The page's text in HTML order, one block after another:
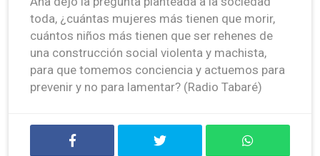
toda, ¿cuántas mujeres más tienen que morir,
cuántos niños más tienen que ser rehenes de
una construcción social violenta y machista,
para que tomemos conciencia y actuemos para
prevenir y no para lamentar? (Radio Tabaré)